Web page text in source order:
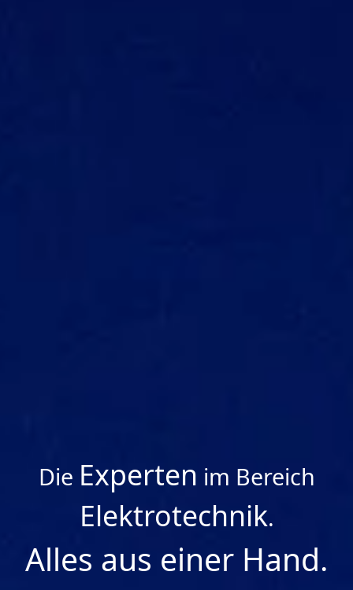
Die Experten im Bereich
Elektrotechnik.
Alles aus einer Hand.